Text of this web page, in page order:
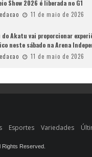
Show 2026 é liberada no G1
11 de maio de 2026
do Akatu vai proporcionar
neste sábado na Arena
11 de maio de 2026
Esportes Variedades
Reserved.